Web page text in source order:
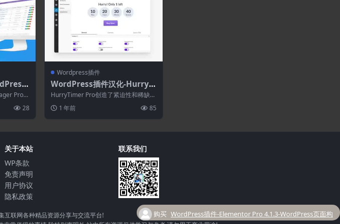
Ad
Pro包
28
Wordpress插件
WordPress插件汉化-HurryTi
mer Pro 2.16.0–强大的Word
Press紧急倒计时器
HurryTimer Pro创造了紧迫性和稀缺
出...1 年前 85
关于本站
WP条款
免责声明
用户协议
隐私政策
联系我们
互联网各种精品资源分享与交流平台!
购买 WordPress插件-Elementor Pro 4.1.3-WordPress页面构